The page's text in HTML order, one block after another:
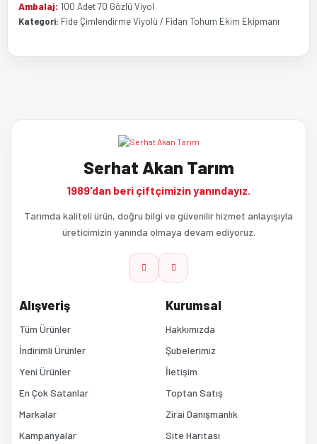
Ambalaj: 100 Adet 70 Gözlü Viyol
Kategori: Fide Çimlendirme Viyolü / Fidan Tohum Ekim Ekipmanı
Yorum Yaz
Görüş ve önerileriniz için teşekkür ederiz.
Ürün resmi kalitesiz, bozuk veya görüntülenemiyor.
Ürün açıklamasında eksik bilgiler bulunuyor.
Bu ürüne benzer farklı alternatifler olmalı.
Gönder
Serhat Akan Tarım
1989'dan beri çiftçimizin yanındayız.
Tarımda kaliteli ürün, doğru bilgi ve güvenilir hizmet anlayışıyla
üreticimizin yanında olmaya devam ediyoruz.
Alışveriş
Tüm Ürünler
İndirimli Ürünler
Yeni Ürünler
En Çok Satanlar
Markalar
Kampanyalar
Kurumsal
Hakkımızda
Şubelerimiz
İletişim
Toptan Satış
Zirai Danışmanlık
Site Haritası